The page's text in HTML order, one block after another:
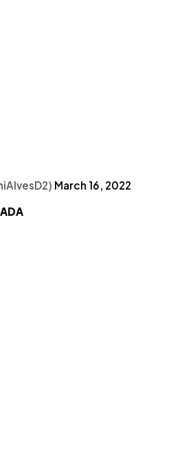
March 16, 2022